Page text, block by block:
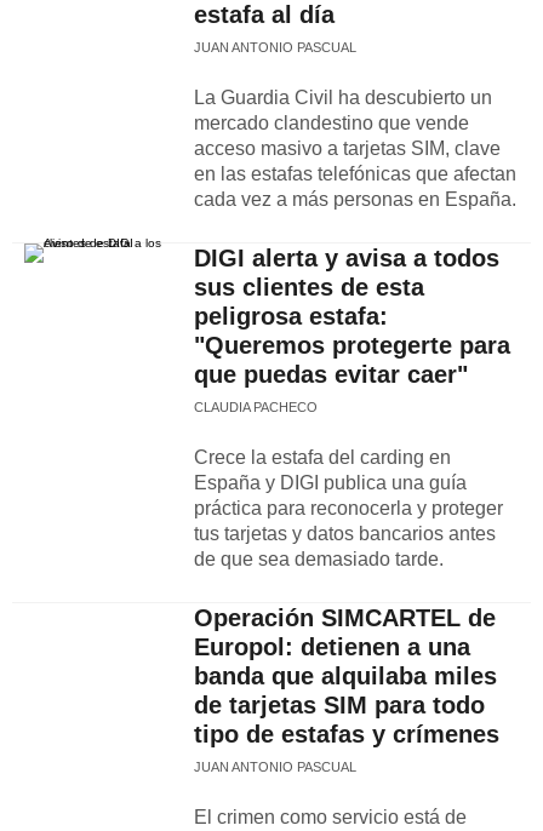
estafa al día
JUAN ANTONIO PASCUAL
La Guardia Civil ha descubierto un
mercado clandestino que vende
acceso masivo a tarjetas SIM, clave
en las estafas telefónicas que afectan
cada vez a más personas en España.
DIGI alerta y avisa a todos
sus clientes de esta
peligrosa estafa:
"Queremos protegerte para
que puedas evitar caer"
CLAUDIA PACHECO
Crece la estafa del carding en
España y DIGI publica una guía
práctica para reconocerla y proteger
tus tarjetas y datos bancarios antes
de que sea demasiado tarde.
Operación SIMCARTEL de
Europol: detienen a una
banda que alquilaba miles
de tarjetas SIM para todo
tipo de estafas y crímenes
JUAN ANTONIO PASCUAL
El crimen como servicio está de